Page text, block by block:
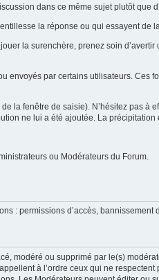
dans ce même sujet plutôt que
la réponse ou qui essayent de
la surenchère, prenez soin
par certains utilisateurs. Ces
la fenêtre de saisie). N’hésitez pas à
ne lui a été ajoutée. La
ou Modérateurs du Forum.
: permissions d’accès,
modéré ou supprimé par le(s)
à l’ordre ceux qui ne